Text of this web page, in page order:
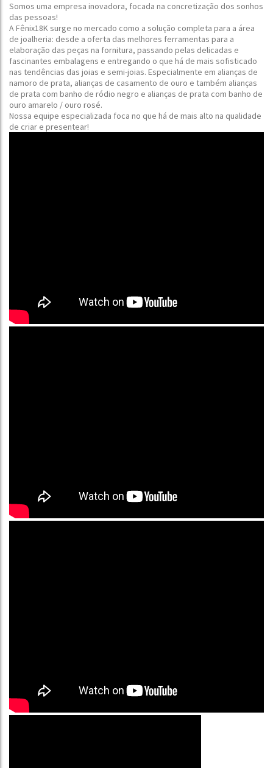
Somos uma empresa inovadora, focada na concretização dos sonhos
das pessoas!
A Fênix18K surge no mercado como a solução completa para a área
de joalheria: desde a oferta das melhores ferramentas para a
elaboração das peças na fornitura, passando pelas delicadas e
fascinantes embalagens e entregando o que há de mais sofisticado
nas tendências das joias e semi-joias. Especialmente em alianças de
namoro de prata, alianças de casamento de ouro e também alianças
de prata com banho de ródio negro e alianças de prata com banho de
ouro amarelo / ouro rosé.
Nossa equipe especializada foca no que há de mais alto na qualidade
de criar e presentear!